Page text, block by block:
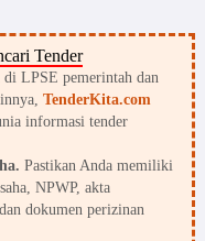
Tender
di LPSE pemerintah dan
TenderKita.com
informasi tender
Pastikan Anda memiliki
NPWP, akta
dokumen perizinan